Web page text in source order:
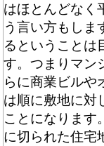
はほとんどなく
う言い方もしま
るということは
す。つまりマン
らに商業ビルや
は順に敷地に対
ことになります
に切られた住宅